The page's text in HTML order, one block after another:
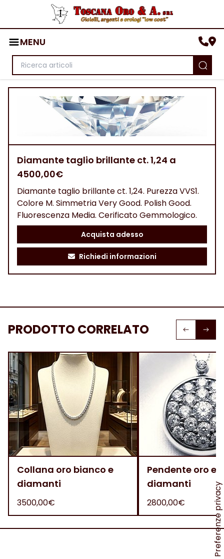
MENU
Diamante taglio brillante ct. 1,24 a
4500,00€
Diamante taglio brillante ct. 1,24. Purezza VVS1.
Colore M. Simmetria Very Good. Polish Good.
Fluorescenza Media. Cerificato Gemmologico.
Acquista adesso
Richiedi informazioni
PRODOTTO CORRELATO
Collana oro bianco e
diamanti
3500,00€
Pendente oro e
diamanti
2800,00€